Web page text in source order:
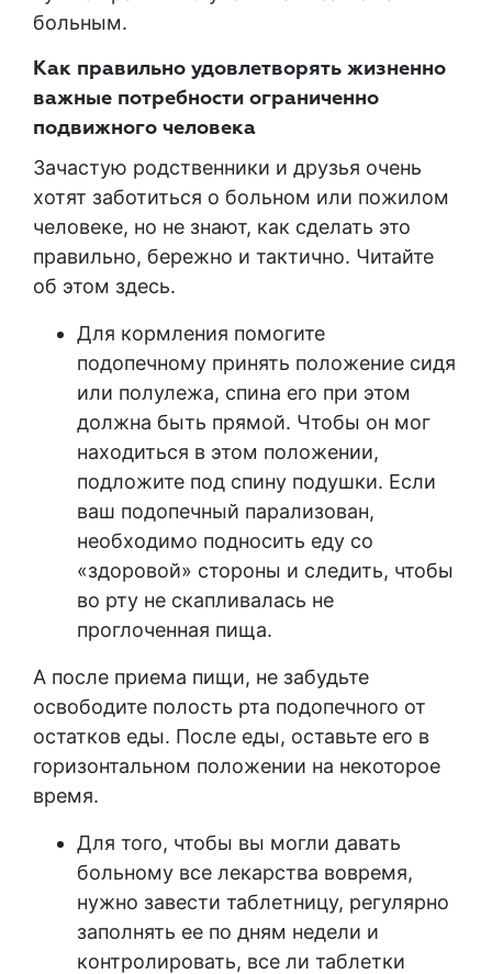
больным.
Как правильно удовлетворять жизненно
важные потребности ограниченно
подвижного человека
Зачастую родственники и друзья очень
хотят заботиться о больном или пожилом
человеке, но не знают, как сделать это
правильно, бережно и тактично. Читайте
об этом здесь.
Для кормления помогите
подопечному принять положение сидя
или полулежа, спина его при этом
должна быть прямой. Чтобы он мог
находиться в этом положении,
подложите под спину подушки. Если
ваш подопечный парализован,
необходимо подносить еду со
«здоровой» стороны и следить, чтобы
во рту не скапливалась не
проглоченная пища.
А после приема пищи, не забудьте
освободите полость рта подопечного от
остатков еды. После еды, оставьте его в
горизонтальном положении на некоторое
время.
Для того, чтобы вы могли давать
больному все лекарства вовремя,
нужно завести таблетницу, регулярно
заполнять ее по дням недели и
контролировать, все ли таблетки